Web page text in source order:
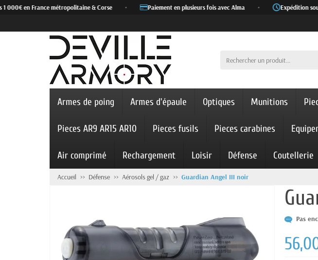
en France métropolitaine & Corse Paiement en plusieurs fois avec Alma Expédition sous
Armes de poing Armes d'épaule Optiques Munitions
Pieces AR9 AR15 AR10 Pieces fusils Pieces carabines
Air comprimé Rechargement Loisir Défense Coutellerie
Accueil Défense Aérosols gel / gaz Guardian Angel III noir
Pas